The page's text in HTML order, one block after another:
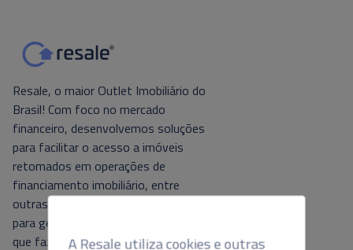
tecnologias para otimizar as
Resale, o maior Outlet Imobiliário do
Brasil! Com foco no mercado
financeiro, desenvolvemos soluções
para facilitar o acesso a imóveis
retomados em operações de
financiamento imobiliário, entre
outras. Tecnologia e foco no cliente
para gerar valor ao mercado, é isso o
que fazemos por aqui.